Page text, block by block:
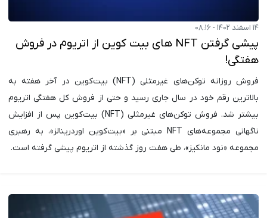
۱۴ اسفند ۱۴۰۲ - ۰۸:۱۶
پیشی گرفتن NFT های بیت کوین از اتریوم در فروش
هفتگی!
فروش روزانه توکن‌های غیرمثلی (NFT) بیت‌کوین در آخر هفته به
بالاترین رقم خود در سال جاری رسید و حتی از فروش کل هفتگی اتریوم
بیشتر شد. فروش توکن‌های غیرمثلی (NFT) بیت‌کوین پس از افزایش
ناگهانی مجموعه‌های NFT مبتنی بر «بیت‌کوین اوردرینالز»، به رهبری
مجموعه «نود مانکیز»، طی هفت روز گذشته از اتریوم پیشی گرفته است.